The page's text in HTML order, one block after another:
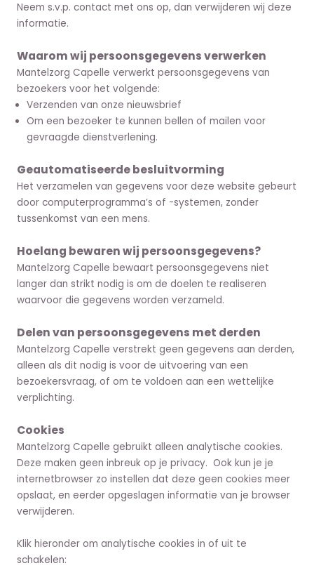
Neem s.v.p. contact met ons op, dan verwijderen wij deze
informatie.
Waarom wij persoonsgegevens verwerken
Mantelzorg Capelle verwerkt persoonsgegevens van
bezoekers voor het volgende:
Verzenden van onze nieuwsbrief
Om een bezoeker te kunnen bellen of mailen voor
gevraagde dienstverlening.
Geautomatiseerde besluitvorming
Het verzamelen van gegevens voor deze website gebeurt
door computerprogramma’s of -systemen, zonder
tussenkomst van een mens.
Hoelang bewaren wij persoonsgegevens?
Mantelzorg Capelle bewaart persoonsgegevens niet
langer dan strikt nodig is om de doelen te realiseren
waarvoor die gegevens worden verzameld.
Delen van persoonsgegevens met derden
Mantelzorg Capelle verstrekt geen gegevens aan derden,
alleen als dit nodig is voor de uitvoering van een
bezoekersvraag, of om te voldoen aan een wettelijke
verplichting.
Cookies
Mantelzorg Capelle gebruikt alleen analytische cookies.
Deze maken geen inbreuk op je privacy. Ook kun je je
internetbrowser zo instellen dat deze geen cookies meer
opslaat, en eerder opgeslagen informatie van je browser
verwijderen.
Klik hieronder om analytische cookies in of uit te
schakelen: